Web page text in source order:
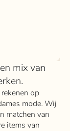
mix van
op
mode. Wij
matchen van
items van